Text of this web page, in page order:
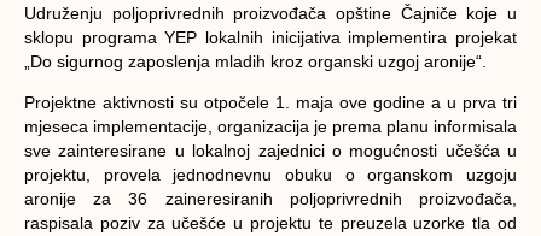
Udruženju poljoprivrednih proizvođača opštine Čajničekoje u
sklopu programa YEP lokalnih inicijativa implementira projekat
Do sigurnog zaposlenja mladih kroz organski uzgoj aronije“.
Projektne aktivnosti su otpočele 1. maja ove godine a u prva tri
mjeseca implementacije, organizacija je prema planu informisala
sve zainteresirane u lokalnoj zajednici o mogućnosti učešća u
projektu, provela jednodnevnu obuku o organskom uzgoju
aronije za 36 zaineresiranih poljoprivrednih proizvođača,
raspisala poziv za učešće u projektu te preuzela uzorke tla od